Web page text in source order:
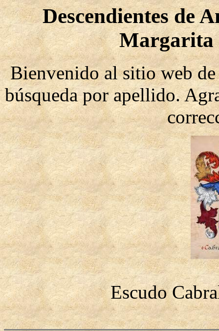
Descendientes de
Margarita
Bienvenido al sitio web
búsqueda por apellido.
Escudo